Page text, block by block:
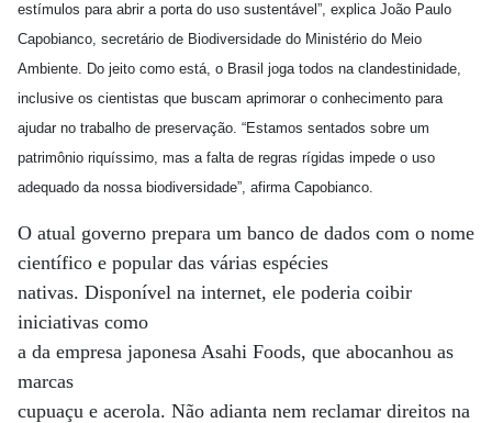
estímulos para abrir a porta do uso sustentável”, explica João Paulo
Capobianco, secretário de Biodiversidade do Ministério do Meio
Ambiente. Do jeito como está, o Brasil joga todos na clandestinidade,
inclusive os cientistas que buscam aprimorar o conhecimento para
ajudar no trabalho de preservação. “Estamos sentados sobre um
patrimônio riquíssimo, mas a falta de regras rígidas impede o uso
adequado da nossa biodiversidade”, afirma Capobianco.
O atual governo prepara um banco de dados com o nome
científico e popular das várias espécies
nativas. Disponível na internet, ele poderia coibir
iniciativas como
a da empresa japonesa Asahi Foods, que abocanhou as
marcas
cupuaçu e acerola. Não adianta nem reclamar direitos na